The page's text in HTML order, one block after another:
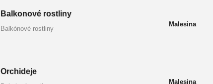
Balkonové rostliny
Balkónové rostliny
Malesina
Orchideje
Malesina